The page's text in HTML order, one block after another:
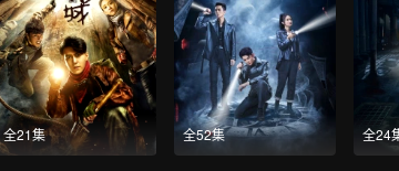
全21集 全52集 全24